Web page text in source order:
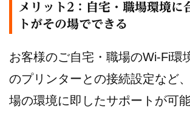
メリット2：自宅・職場環境に
トがその場でできる
お客様のご自宅・職場のWi-Fi環
のプリンターとの接続設定など
場の環境に即したサポートが可